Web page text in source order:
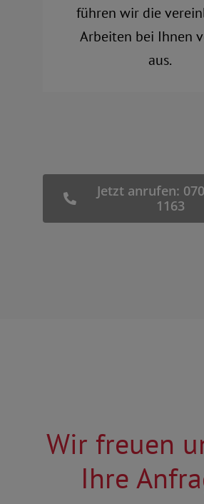
führen wir die
Arbeiten bei Ihnen
aus.
Jetzt anrufen:
1163
Wir freuen
Ihre